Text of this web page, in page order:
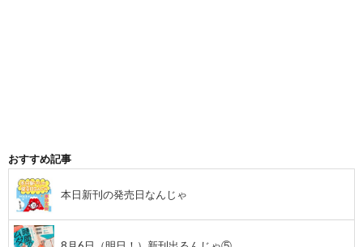
おすすめ記事
本日新刊の発売日なんじゃ